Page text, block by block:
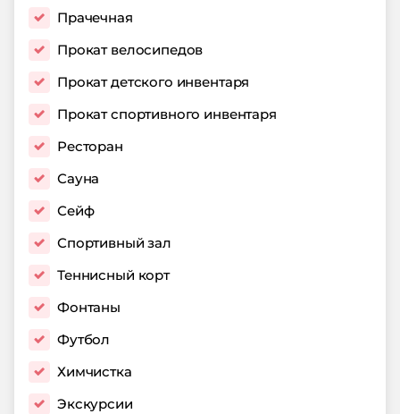
Прачечная
Прокат велосипедов
Прокат детского инвентаря
Прокат спортивного инвентаря
Ресторан
Сауна
Сейф
Спортивный зал
Теннисный корт
Фонтаны
Футбол
Химчистка
Экскурсии